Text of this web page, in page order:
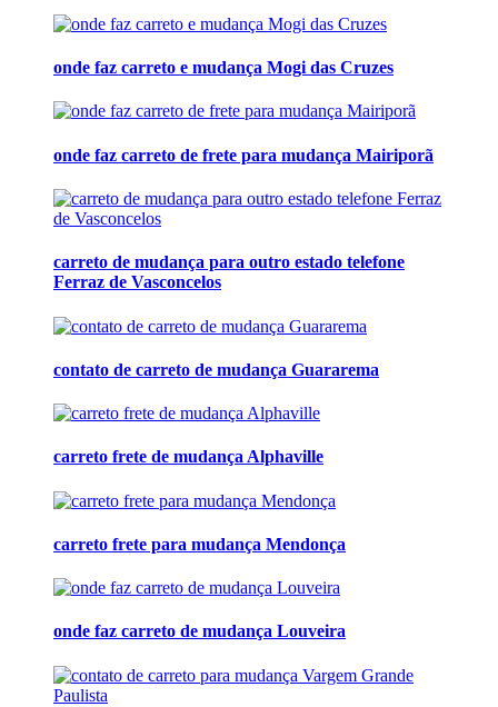
onde faz carreto e mudança Mogi das Cruzes
onde faz carreto de frete para mudança Mairiporã
carreto de mudança para outro estado telefone
Ferraz de Vasconcelos
contato de carreto de mudança Guararema
carreto frete de mudança Alphaville
carreto frete para mudança Mendonça
onde faz carreto de mudança Louveira